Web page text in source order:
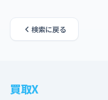
検索に戻る
買取X